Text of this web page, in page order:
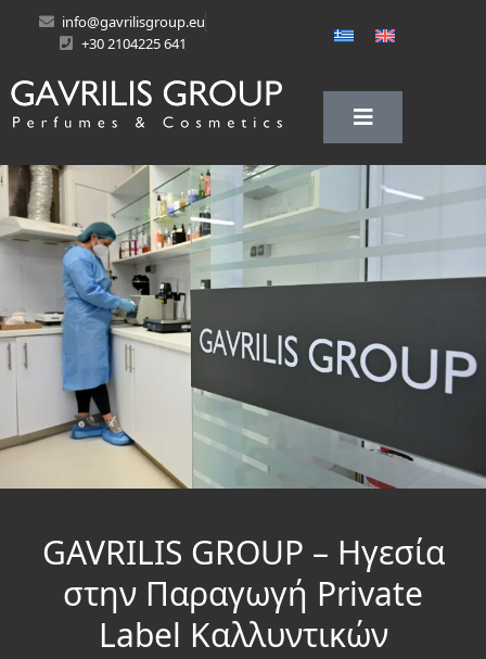
info@gavrilisgroup.eu
+30 2104225 641
GAVRILIS GROUP – Ηγεσία
στην Παραγωγή Private
Label Καλλυντικών